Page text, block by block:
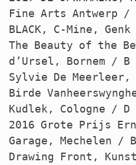
Fine Arts Antwerp /
BLACK, C-Mine,
The Beauty of the
d’Ursel, Bornem / B
Sylvie De Meerleer,
Birde
Kudlek, Cologne / D
2016 Grote Prijs
Garage, Mechelen / B
Drawing Front,